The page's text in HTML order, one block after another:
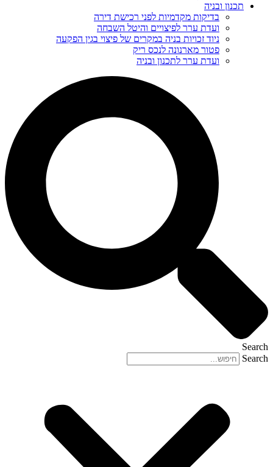
תכנון ובניה
בדיקות מקדמיות לפני רכישת דירה
ועדת ערר לפיצויים והיטל השבחה
ניוד זכויות בניה במקרים של פיצוי בגין הפקעה
פטור מארנונה לנכס ריק
ועדת ערר לתכנון ובניה
Search
Search